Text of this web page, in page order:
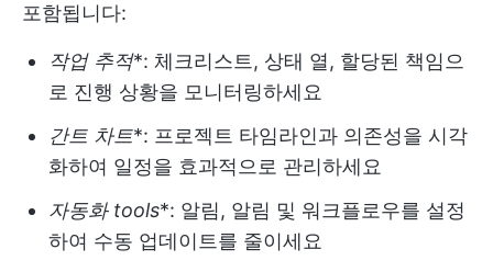
포함됩니다:
작업 추적*: 체크리스트, 상태 열, 할당된 책임으
로 진행 상황을 모니터링하세요
간트 차트*: 프로젝트 타임라인과 의존성을 시각
화하여 일정을 효과적으로 관리하세요
자동화 tools*: 알림, 알림 및 워크플로우를 설정
하여 수동 업데이트를 줄이세요